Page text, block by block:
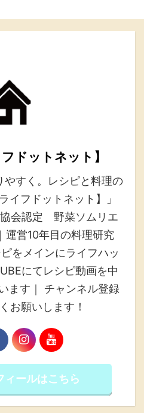
ドットネット】
やすく。レシピと料理の
イフドットネット】」
会認定 野菜ソムリエ
運営10年目の料理研究
をメインにライフハッ
にてレシピ動画を中
ます｜ チャンネル登録
お願いします！
ィールはこちら